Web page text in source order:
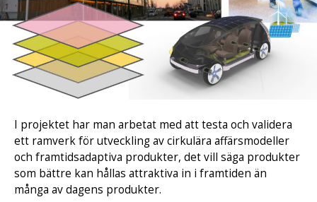
I projektet har man arbetat med att testa och validera
ett ramverk för utveckling av cirkulära affärsmodeller
och framtidsadaptiva produkter, det vill säga produkter
som bättre kan hållas attraktiva in i framtiden än
många av dagens produkter.